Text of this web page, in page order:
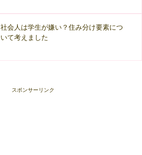
社会人は学生が嫌い？住み分け要素につ
いて考えました
スポンサーリンク